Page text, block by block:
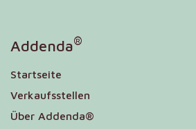
Addenda®
Startseite
Verkaufsstellen
Über Addenda®